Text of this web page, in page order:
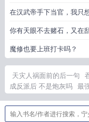
在汉武帝手下当官，我只
你有天眼不去赌石，又在
魔修也要上班打卡吗？
天灾人祸面前的后一句
成反派后 不是炮灰吗
最
么意思
港夜绯绯虞辞霍
养娃日常txt
我的僵尸女